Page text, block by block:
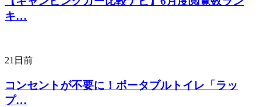
キ…
21日前
コンセントが不要に！ポータブルトイレ「ラッ
プ…